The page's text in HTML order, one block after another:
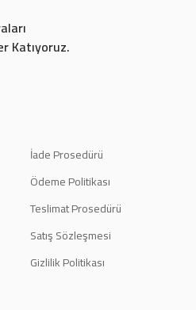
Katıyoruz.
İade Prosedürü
Ödeme Politikası
Teslimat Prosedürü
Satış Sözleşmesi
Gizlilik Politikası